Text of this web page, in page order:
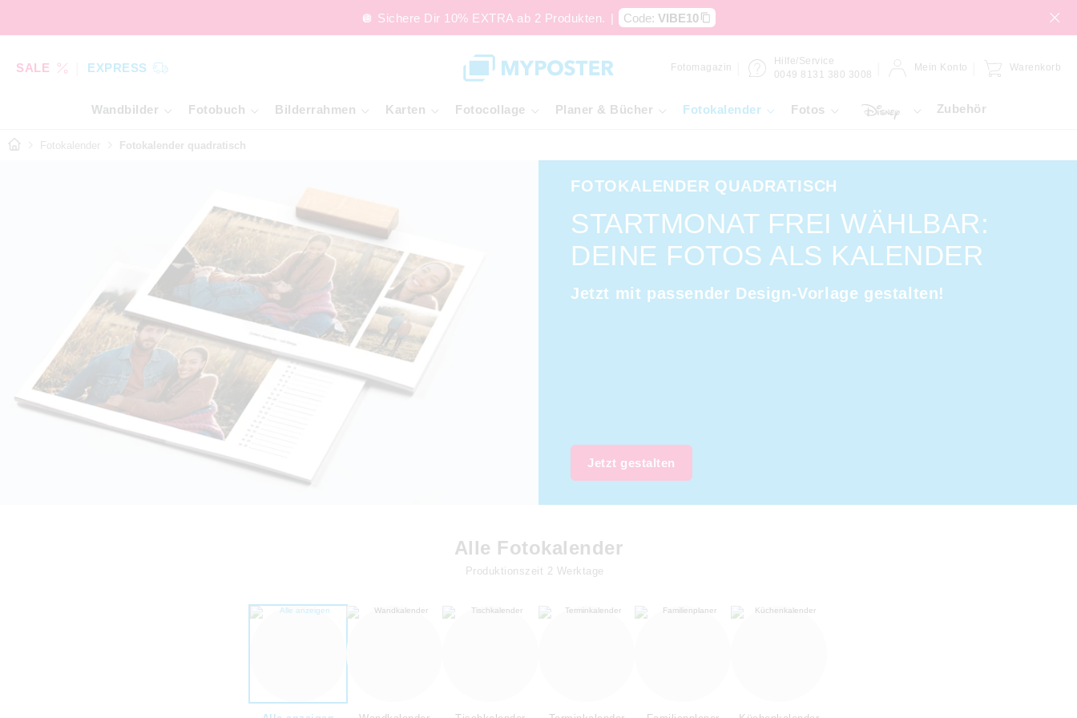
🪩 Sichere Dir 10% EXTRA ab 2 Produkten. | Code: VIBE10
SALE EXPRESS Fotomagazin
Hilfe/Service
0049 8131 380 3008
Mein Konto Warenkorb
Wandbilder Fotobuch Bilderrahmen Karten Fotocollage Planer & Bücher Fotokalender Fotos Zubehör
Fotokalender Fotokalender quadratisch
FOTOKALENDER QUADRATISCH
STARTMONAT FREI WÄHLBAR:
DEINE FOTOS ALS KALENDER
Jetzt mit passender Design-Vorlage gestalten!
Jetzt gestalten
Alle Fotokalender
Produktionszeit 2 Werktage